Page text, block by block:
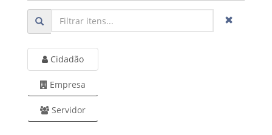
Cidadão
Empresa
Servidor